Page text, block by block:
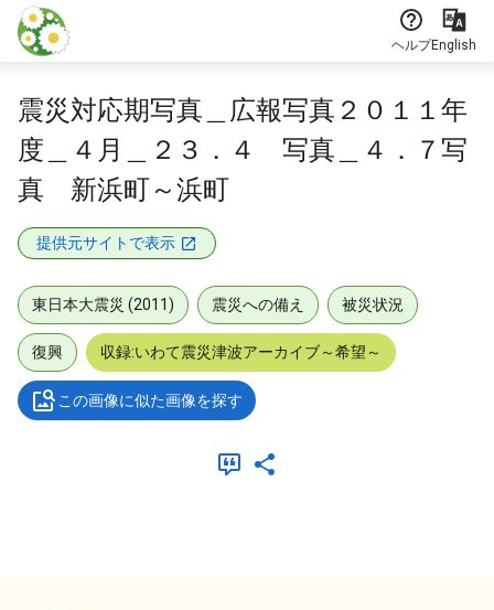
本文に飛ぶ
ヘルプEnglish
震災対応期写真＿広報写真２０１１年
度＿４月＿２３．４ 写真＿４．７写
真 新浜町～浜町
提供元サイトで表示
東日本大震災 (2011) 震災への備え 被災状況
復興 収録:いわて震災津波アーカイブ～希望～
この画像に似た画像を探す